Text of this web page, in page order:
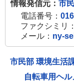
情報発信元： 市
電話番号：
ファクシミリ
メール： ny-
市民部 環境生活
自転車用ヘ